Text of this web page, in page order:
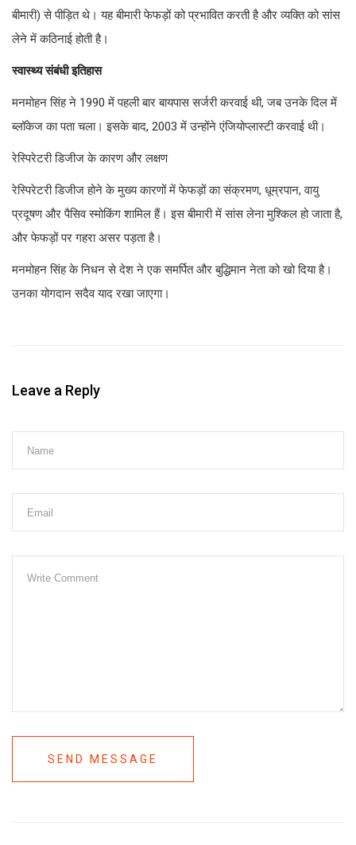
बीमारी) से पीड़ित थे। यह बीमारी फेफड़ों को प्रभावित करती है और व्यक्ति को सांस
लेने में कठिनाई होती है।
स्वास्थ्य संबंधी इतिहास
मनमोहन सिंह ने 1990 में पहली बार बायपास सर्जरी करवाई थी, जब उनके दिल में
ब्लॉकेज का पता चला। इसके बाद, 2003 में उन्होंने एंजियोप्लास्टी करवाई थी।
रेस्पिरेटरी डिजीज के कारण और लक्षण
रेस्पिरेटरी डिजीज होने के मुख्य कारणों में फेफड़ों का संक्रमण, धूम्रपान, वायु
प्रदूषण और पैसिव स्मोकिंग शामिल हैं। इस बीमारी में सांस लेना मुश्किल हो जाता है,
और फेफड़ों पर गहरा असर पड़ता है।
मनमोहन सिंह के निधन से देश ने एक समर्पित और बुद्धिमान नेता को खो दिया है।
उनका योगदान सदैव याद रखा जाएगा।
Leave a Reply
SEND MESSAGE